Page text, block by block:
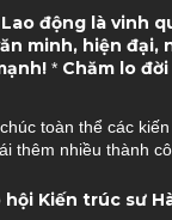
Lao động là vinh
minh, hiện đại,
* Chăm lo
toàn thể các
thêm nhiều thành
hội Kiến trúc sư